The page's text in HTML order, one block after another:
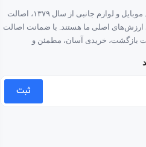
پیشرو در ارائه تجربه‌ای مطمئن از خرید موبایل و لوازم جانبی از سال ۱۳۷۹، اصالت
کالا، مشاوره تخصصی و رضایت مشتری ارزش‌های اصلی ما هستند. با ضمانت اصالت
خرید و ۷ روز ضمانت بازگشت، خریدی آسان، مطمئن و
ثبت